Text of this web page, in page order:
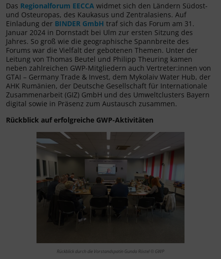
Das Regionalforum EECCA widmet sich den Ländern Südost-
und Osteuropas, des Kaukasus und Zentralasiens. Auf
Einladung der BINDER GmbH traf sich das Forum am 31.
Januar 2024 in Dornstadt bei Ulm zur ersten Sitzung des
Jahres. So groß wie die geographische Spannbreite des
Forums war die Vielfalt der gebotenen Themen. Unter der
Leitung von Thomas Beutel und Philipp Theuring kamen
neben zahlreichen GWP-Mitgliedern auch Vertreter:innen von
GTAI – Germany Trade & Invest, dem Mykolaiv Water Hub, der
AHK Rumänien, der Deutsche Gesellschaft für Internationale
Zusammenarbeit (GIZ) GmbH und des Umweltclusters Bayern
digital sowie in Präsenz zum Austausch zusammen.
Rückblick auf erfolgreiche GWP-Aktivitäten
Rückblick durch die Vorstandspatin Gunda Röstel © GWP